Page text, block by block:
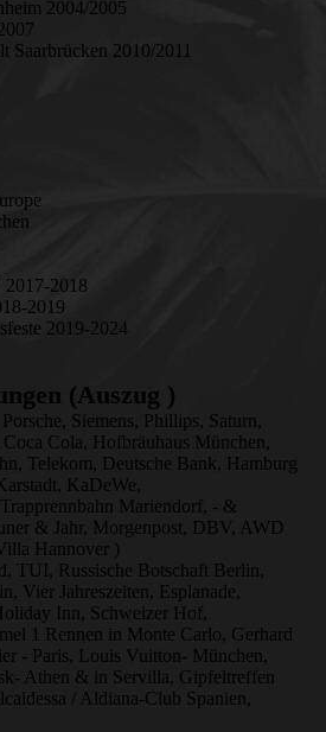
2004/2005
Saarbrücken 2010/2011
2018
2019
2019-2024
(Auszug )
Siemens, Phillips, Saturn,
Cola, Hofbräuhaus München,
Telekom, Deutsche Bank, Hamburg
KaDeWe,
Mariendorf, - &
& Jahr, Morgenpost, DBV, AWD
Hannover )
TUI, Russische Botschaft Berlin,
Vier Jahreszeiten, Esplanade,
Inn, Schweizer Hof,
1 Rennen in Monte Carlo, Gerhard
- Paris, Louis Vuitton- München,
Athen & in Servilla, Gipfeltreffen
/ Aldiana-Club Spanien,